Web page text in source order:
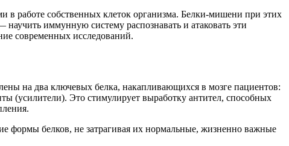
в работе собственных клеток организма. Белки-мишени при этих
иммунную систему распознавать и атаковать эти
современных исследований.
на два ключевых белка, накапливающихся в мозге пациентов:
(усилители). Это стимулирует выработку антител, способных
формы белков, не затрагивая их нормальные, жизненно важные